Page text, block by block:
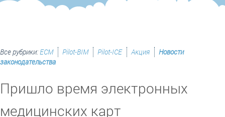
Все рубрики:ECM Pilot-BIM Pilot-ICE Акция
Новости
законодательства
Пришло время электронных
медицинских карт